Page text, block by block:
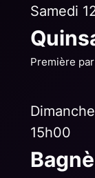
Samedi
Première
15h00